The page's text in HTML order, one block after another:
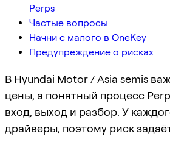
Perps
Частые вопросы
Начни с малого в OneKey
Предупреждение о рисках
В Hyundai Motor / Asia semis
цены, а понятный процесс
вход, выход и разбор. У
драйверы, поэтому риск